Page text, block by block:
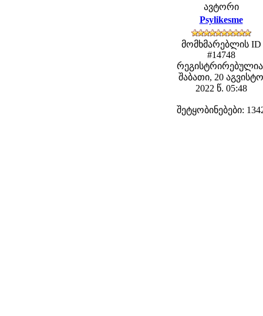
ავტორი
Psylikesme
მომხმარებლის ID
#14748
შაბათი, 20 აგვისტო
2022 წ. 05:48
შეტყობინებები: